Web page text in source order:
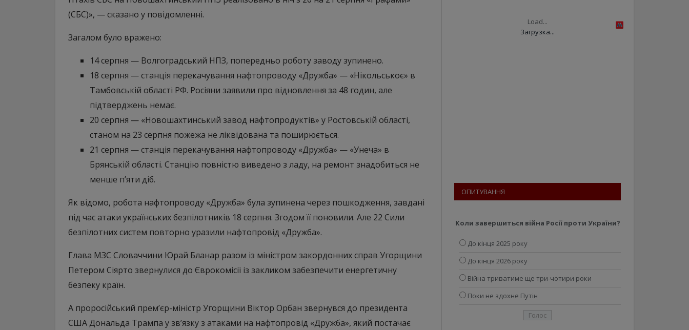
(СБС)», — сказано у повідомленні.
Загалом було вражено:
14 серпня — Волгоградський НПЗ, попередньо роботу заводу зупинено.
18 серпня — станція перекачування нафтопроводу «Дружба» — «Нікольськоє» в
Тамбовській області РФ. Росіяни заявили про відновлення за 48 годин, але
підтверджень немає.
20 серпня — «Новошахтинський завод нафтопродуктів» у Ростовській області,
станом на 23 серпня пожежа не ліквідована та поширюється.
21 серпня — станція перекачування нафтопроводу «Дружба» — «Унеча» в
Брянській області. Станцію повністю виведено з ладу, на ремонт знадобиться не
менше п’яти діб.
Як відомо, робота нафтопроводу «Дружба» була зупинена через пошкодження, завдані
під час атаки українських безпілотників 18 серпня. Згодом її поновили. Але 22 Сили
безпілотних систем повторно уразили нафтопровід «Дружба».
Глава МЗС Словаччини Юрай Бланар разом із міністром закордонних справ Угорщини
Петером Сіярто звернулися до Єврокомісії із закликом забезпечити енергетичну
безпеку країн.
А проросійський прем’єр-міністр Угорщини Віктор Орбан звернувся до президента
США Дональда Трампа у зв’язку з атаками на нафтопровід «Дружба», який постачає
Load...
Загрузка...
ОПИТУВАННЯ
Коли завершиться війна Росії проти України?
До кінця 2025 року
До кінця 2026 року
Війна триватиме ще три-чотири роки
Поки не здохне Путін